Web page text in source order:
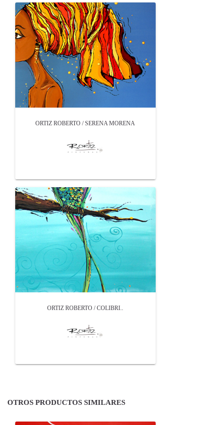
ORTIZ ROBERTO / SERENA MORENA
ORTIZ ROBERTO / COLIBRI..
OTROS PRODUCTOS SIMILARES